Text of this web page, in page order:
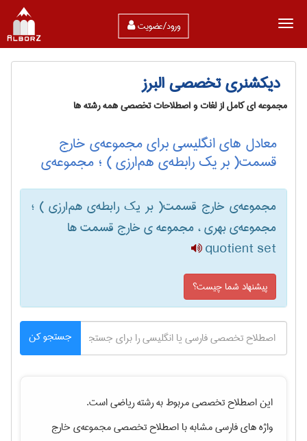
ورود/عضویت
دیکشنری تخصصی البرز
مجموعه ای کامل از لغات و اصطلاحات تخصصی همه رشته ها
معادل های انگلیسی برای مجموعه‌ی خارج
قسمت( بر یک رابطه‌ی هم‌ارزی ) ؛ مجموعه‌ی
مجموعه‌ی خارج قسمت( بر یک رابطه‌ی هم‌ارزی ) ؛
مجموعه‌ی بهری ، مجموعه ی خارج قسمت ها
quotient set
پیشنهاد شما چیست؟
جستجو کن
این اصطلاح تخصصی مربوط به رشتهرياضیاست.
واژه های فارسی مشابه با اصطلاح تخصصیمجموعه‌ی خارج